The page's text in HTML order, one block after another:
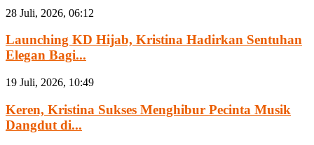
28 Juli, 2026, 06:12
Launching KD Hijab, Kristina Hadirkan Sentuhan
Elegan Bagi...
19 Juli, 2026, 10:49
Keren, Kristina Sukses Menghibur Pecinta Musik
Dangdut di...